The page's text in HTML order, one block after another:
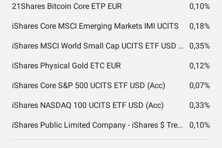
21Shares Bitcoin Core ETP EUR 0,10%
iShares Core MSCI Emerging Markets IMI UCITS 0,18%
iShares MSCI World Small Cap UCITS ETF USD (Acc) EUR 0,35%
iShares Physical Gold ETC EUR 0,12%
iShares Core S&P 500 UCITS ETF USD (Acc) 0,07%
iShares NASDAQ 100 UCITS ETF USD (Acc) 0,33%
iShares Public Limited Company - iShares $ Treasury Bond 1-3yr UCITS ETF 0,10%